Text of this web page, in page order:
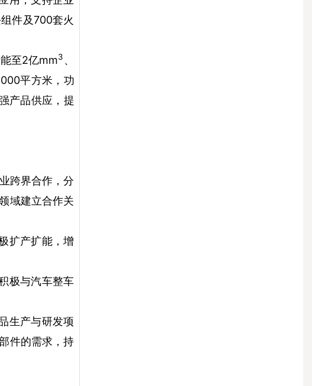
件及700套火
至2亿mm3 、
平方米，功
产品供应，提
跨界合作，分
域建立合作关
扩产扩能，增
极与汽车整车
生产与研发项
件的需求，持